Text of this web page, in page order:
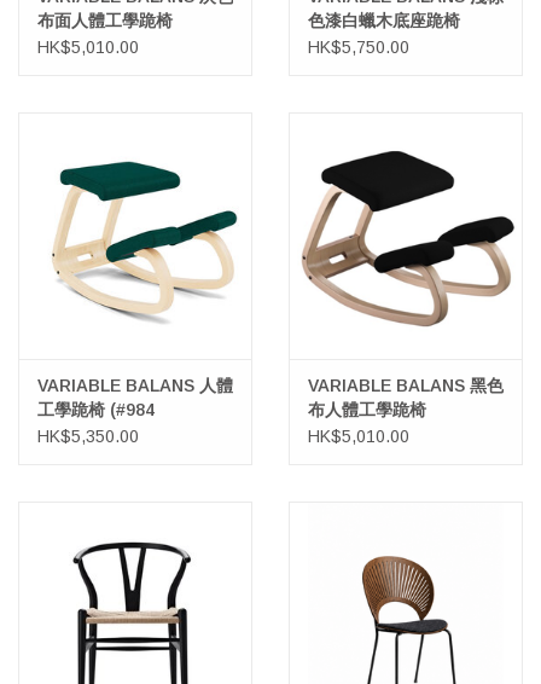
布面人體工學跪椅
HK$5,010.00
色漆白蠟木底座跪椅
HK$5,750.00
VARIABLE BALANS 人體
工學跪椅 (#984
REFLECT 綠色布料)
HK$5,350.00
VARIABLE BALANS 黑色
布人體工學跪椅
HK$5,010.00